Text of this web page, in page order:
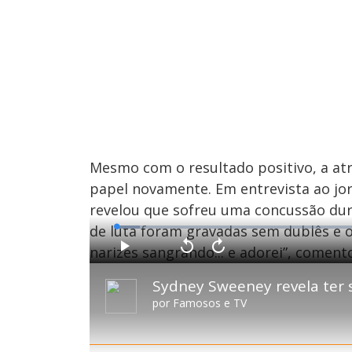
Mesmo com o resultado positivo, a
papel novamente. Em entrevista ao
revelou que sofreu uma concussão
de luta foram gravadas sem dublês e
narizes sangrando... e adorei”,
por Famosos e TV
P
l
y
V
o
t
a
1
u
A
v
n
ç
r
g
L
o
a
d
e
%